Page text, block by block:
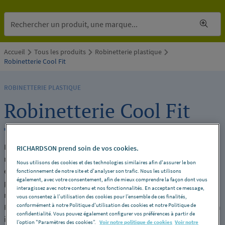
Accueil Tous les produits
Robinetterie plastique
Robinetterie Cool Fit
ROBINETTERIE PLASTIQUE
Robinetterie Cool Fit
La robinetterie Cool-Fit est conçue pour les installations de
refroidissement et de distribution de fluides nécessitant une
excellente isolation thermique et une sécurité accrue. Elle
permet de limiter les pertes d’énergie, la condensation et les
risques liés aux variations de température. La robinetterie Cool-
Fit associe des matériaux plastiques performants à une isolation
intégrée, offrant une solution fiable et durable pour les réseaux
RICHARDSON prend soin de vos cookies.
Nous utilisons des cookies et des technologies similaires afin d'assurer le bon
fonctionnement de notre site et d'analyser son trafic. Nous les utilisons
également, avec votre consentement, afin de mieux comprendre la façon dont vous
interagissez avec notre contenu et nos fonctionnalités. En acceptant ce message,
vous consentez à l’utilisation des cookies pour l’ensemble de ces finalités,
conformément à notre Politique d'utilisation des cookies et notre Politique de
confidentialité. Vous pouvez également configurer vos préférences à partir de
l’option "Paramètres des cookies”. Voir notre politique de cookies Voir notre